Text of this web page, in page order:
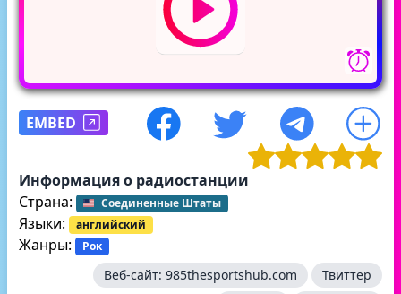
EMBED
Информация о радиостанции
Страна:
Соединенные Штаты
Языки: английский
Жанры: Рок
Веб-сайт: 985thesportshub.com
Твиттер